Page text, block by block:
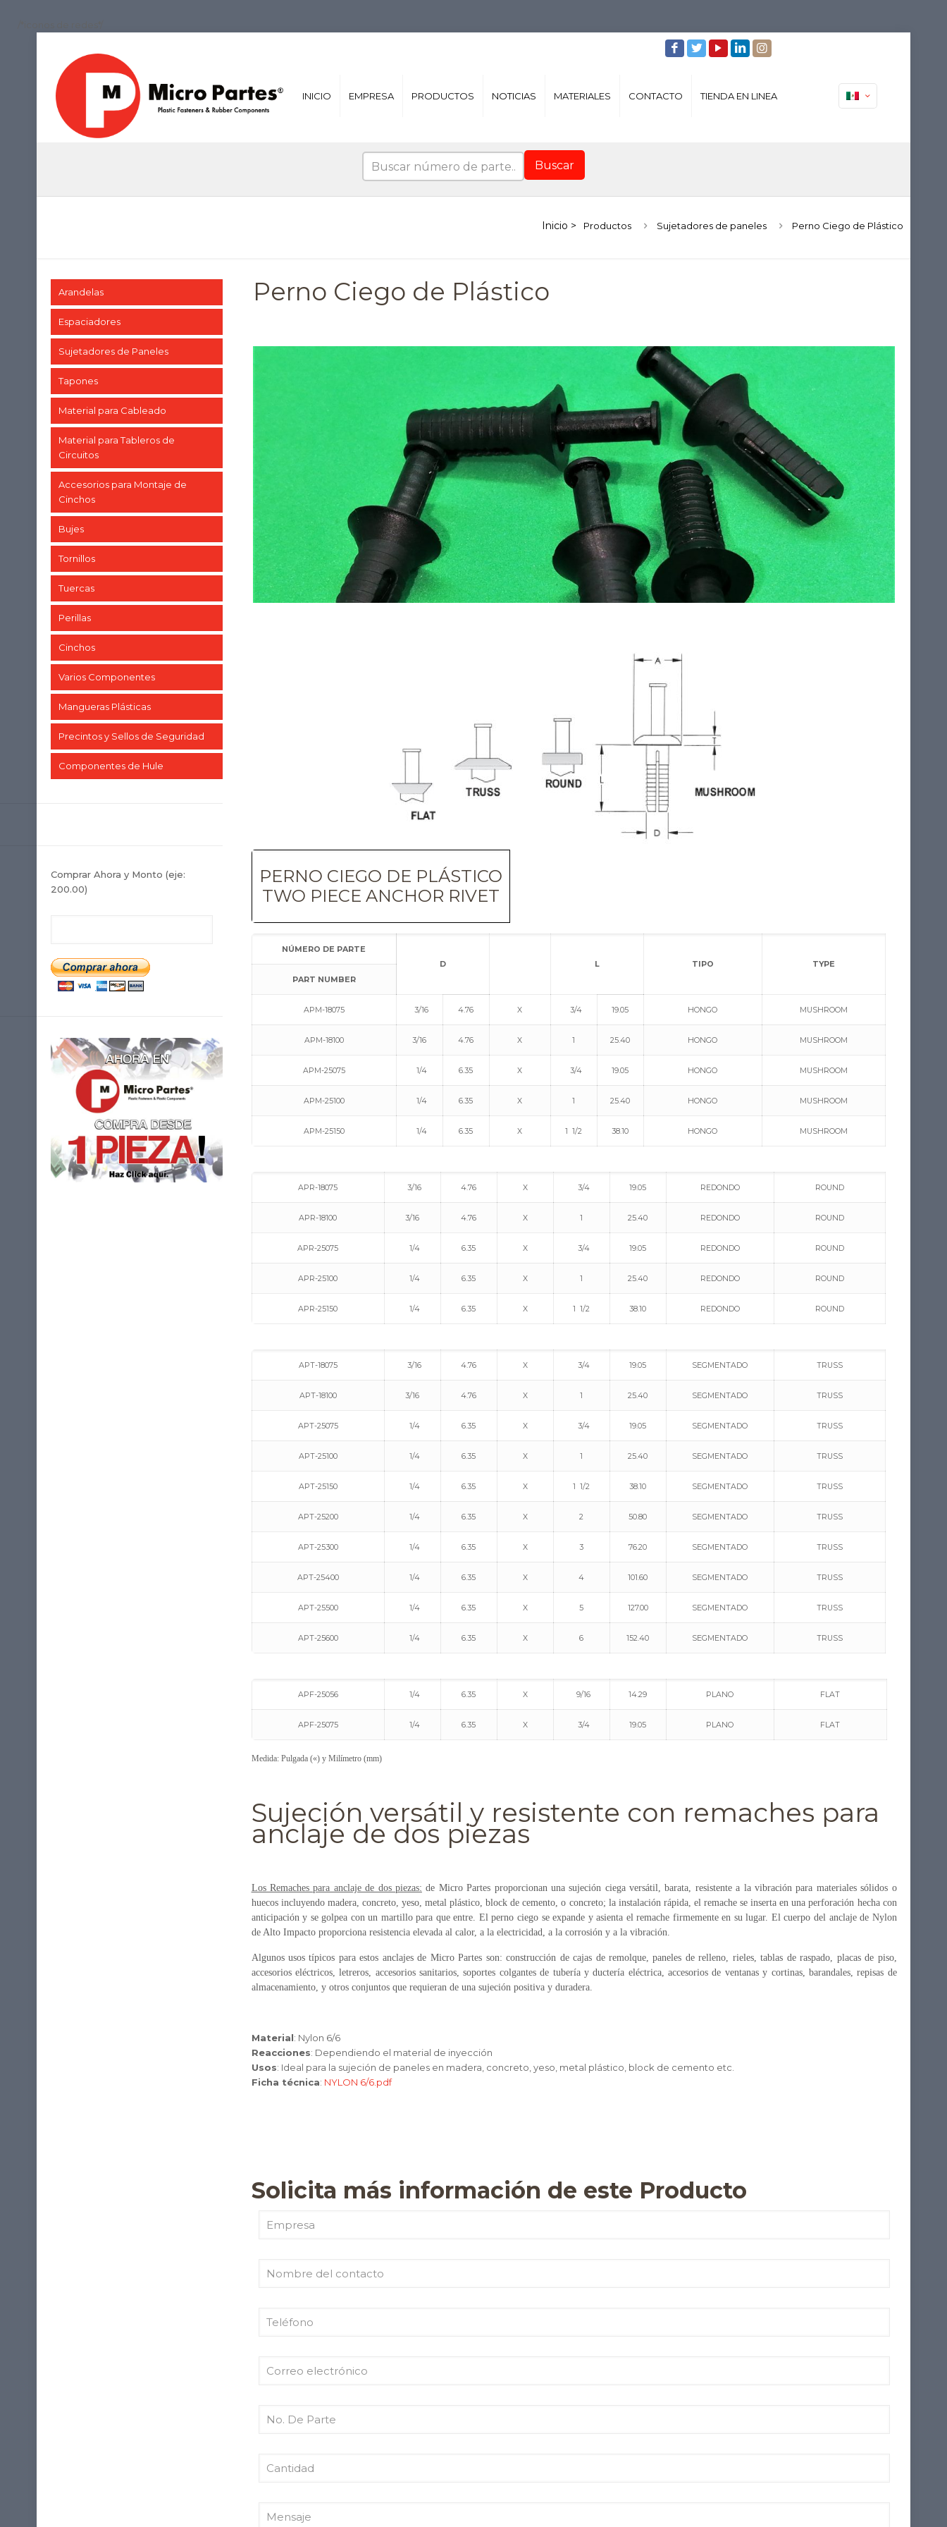
INICIO EMPRESA PRODUCTOS NOTICIAS MATERIALES CONTACTO TIENDA EN LINEA
Buscar
Productos Sujetadores de paneles Perno Ciego de Plástico
Perno Ciego de Plástico
PERNO CIEGO DE PLÁSTICO
TWO PIECE ANCHOR RIVET
NÚMERO DE PARTE
D
L TIPO
TYPE
PART NUMBER
APM-18075 3/16 4.76 X 3/4 19.05 HONGO MUSHROOM
APM-18100 3/16 4.76 X 1 25.40 HONGO MUSHROOM
APM-25075 1/4 6.35 X 3/4 19.05 HONGO MUSHROOM
APM-25100 1/4 6.35 X 1 25.40 HONGO MUSHROOM
APM-25150 1/4 6.35 X 1 1/2 38.10 HONGO MUSHROOM
APR-18075 3/16 4.76 X 3/4 19.05 REDONDO ROUND
APR-18100 3/16 4.76 X 1 25.40 REDONDO ROUND
APR-25075 1/4 6.35 X 3/4 19.05 REDONDO ROUND
APR-25100 1/4 6.35 X 1 25.40 REDONDO ROUND
APR-25150 1/4 6.35 X 1 1/2 38.10 REDONDO ROUND
APT-18075 3/16 4.76 X 3/4 19.05 SEGMENTADO TRUSS
APT-18100 3/16 4.76 X 1 25.40 SEGMENTADO TRUSS
APT-25075 1/4 6.35 X 3/4 19.05 SEGMENTADO TRUSS
APT-25100 1/4 6.35 X 1 25.40 SEGMENTADO TRUSS
APT-25150 1/4 6.35 X 1 1/2 38.10 SEGMENTADO TRUSS
APT-25200 1/4 6.35 X 2 50.80 SEGMENTADO TRUSS
APT-25300 1/4 6.35 X 3 76.20 SEGMENTADO TRUSS
APT-25400 1/4 6.35 X 4 101.60 SEGMENTADO TRUSS
APT-25500 1/4 6.35 X 5 127.00 SEGMENTADO TRUSS
APT-25600 1/4 6.35 X 6 152.40 SEGMENTADO TRUSS
APF-25056 1/4 6.35 X 9/16 14.29 PLANO FLAT
APF-25075 1/4 6.35 X 3/4 19.05 PLANO FLAT
Medida: Pulgada («) y Milímetro (mm)
Sujeción versátil y resistente con remaches para
anclaje de dos piezas
Los Remaches para anclaje de dos piezas: de Micro Partes proporcionan una sujeción ciega versátil, barata, resistente a la vibración para materiales sólidos o
huecos incluyendo madera, concreto, yeso, metal plástico, block de cemento, o concreto; la instalación rápida, el remache se inserta en una perforación hecha con
anticipación y se golpea con un martillo para que entre. El perno ciego se expande y asienta el remache firmemente en su lugar. El cuerpo del anclaje de Nylon
de Alto Impacto proporciona resistencia elevada al calor, a la electricidad, a la corrosión y a la vibración.
Algunos usos típicos para estos anclajes de Micro Partes son: construcción de cajas de remolque, paneles de relleno, rieles, tablas de raspado, placas de piso,
accesorios eléctricos, letreros, accesorios sanitarios, soportes colgantes de tubería y ductería eléctrica, accesorios de ventanas y cortinas, barandales, repisas de
almacenamiento, y otros conjuntos que requieran de una sujeción positiva y duradera.
Material: Nylon 6/6
Reacciones: Dependiendo el material de inyección
Usos: Ideal para la sujeción de paneles en madera, concreto, yeso, metal plástico, block de cemento etc.
Ficha técnica: NYLON 6/6.pdf
Solicita más información de este Producto
Arandelas
Espaciadores
Sujetadores de Paneles
Tapones
Material para Cableado
Material para Tableros de
Circuitos
Accesorios para Montaje de
Cinchos
Bujes
Tornillos
Tuercas
Perillas
Cinchos
Varios Componentes
Mangueras Plásticas
Precintos y Sellos de Seguridad
Componentes de Hule
Comprar Ahora y Monto (eje:
200.00)